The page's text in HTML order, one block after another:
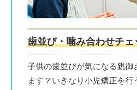
歯並び・噛み合わせチェ
子供の歯並びが気になる親御
ます？いきなり小児矯正を行